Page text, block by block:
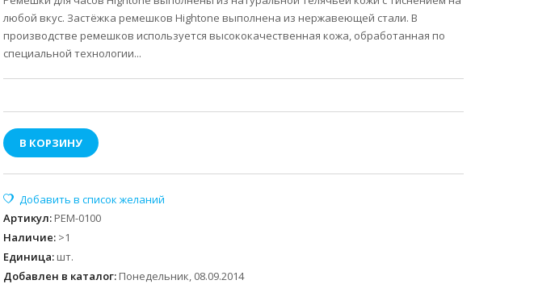
любой вкус. Застёжка ремешков Hightone выполнена из нержавеющей стали. В
производстве ремешков используется высококачественная кожа, обработанная по
специальной технологии...
В КОРЗИНУ
Артикул: РЕМ-0100
Наличие: >1
Единица: шт.
Добавлен в каталог: Понедельник, 08.09.2014